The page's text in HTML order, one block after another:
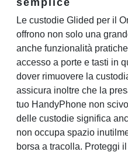
Le custodie Glided per il
offrono non solo una
anche funzionalità
accesso a porte e tasti in
dover rimuovere la
assicura inoltre che la
tuo HandyPhone non
delle custodie significa
non occupa spazio
borsa a tracolla. Proteggi